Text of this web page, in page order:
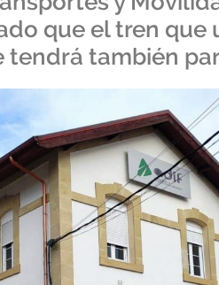
que el tren que
también